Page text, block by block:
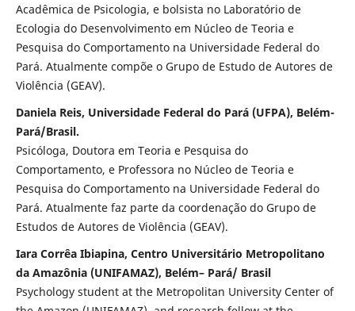
Acadêmica de Psicologia, e bolsista no Laboratório de
Ecologia do Desenvolvimento em Núcleo de Teoria e
Pesquisa do Comportamento na Universidade Federal do
Pará. Atualmente compõe o Grupo de Estudo de Autores de
Violência (GEAV).
Daniela Reis, Universidade Federal do Pará (UFPA), Belém-
Pará/Brasil.
Psicóloga, Doutora em Teoria e Pesquisa do
Comportamento, e Professora no Núcleo de Teoria e
Pesquisa do Comportamento na Universidade Federal do
Pará. Atualmente faz parte da coordenação do Grupo de
Estudos de Autores de Violência (GEAV).
Iara Corrêa Ibiapina, Centro Universitário Metropolitano
da Amazônia (UNIFAMAZ), Belém– Pará/ Brasil
Psychology student at the Metropolitan University Center of